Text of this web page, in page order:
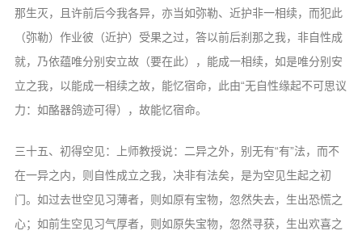
那生灭，且许前后今我各异，亦当如弥勒、近护非一相续，而犯此
（弥勒）作业彼（近护）受果之过，答以前后刹那之我，非自性成
就，乃依蕴唯分别安立故（要在此），能成一相续，如是唯分别安
立之我，以能成一相续之故，能忆宿命，此由“无自性缘起不可思议
力：如酪器鸽迹可得），故能忆宿命。
三十五、初得空见：上师教授说：二异之外，别无有“有”法，而不
在一异之内，则自性成立之我，决非有法矣，是为空见生起之初
门。如过去世空见习薄者，则如原有宝物，忽然失去，生出恐慌之
心；如前生空见习气厚者，则如原失宝物，忽然寻获，生出欢喜之